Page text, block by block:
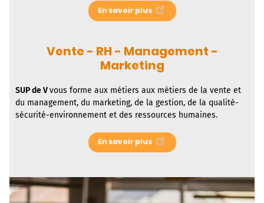
En savoir plus
Vente - RH - Management -
Marketing
SUP de Vvous forme aux métiers aux métiers de la vente et
du management, du marketing, de la gestion, de la qualité-
sécurité-environnement et des ressources humaines.
En savoir plus